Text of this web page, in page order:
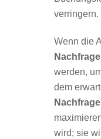
verringern.
Wenn die
werden,
dem
Nachfrage
wird; sie